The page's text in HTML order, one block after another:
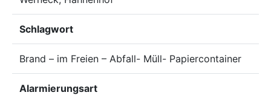
Schlagwort
Brand – im Freien – Abfall- Müll- Papiercontainer
Alarmierungsart